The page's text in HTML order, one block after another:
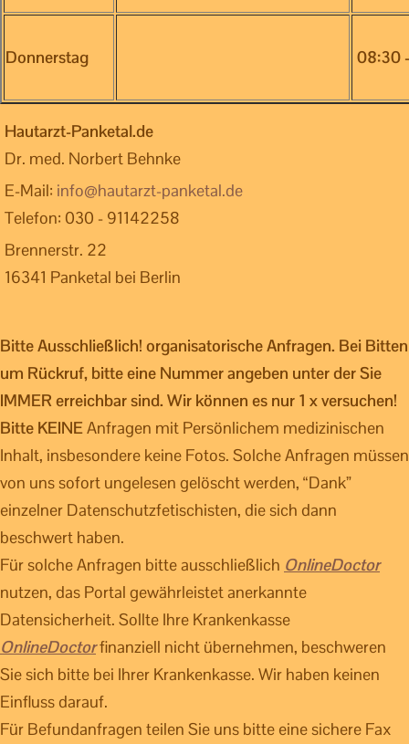
Donnerstag 08:30
Hautarzt-Panketal.de
Dr. med. Norbert Behnke
E-Mail: info@hautarzt-panketal.de
Telefon: 030 - 91142258
Brennerstr. 22
16341 Panketal bei Berlin
Bitte Ausschließlich! organisatorische Anfragen. Bei Bitten
um Rückruf, bitte eine Nummer angeben unter der Sie
IMMER erreichbar sind. Wir können es nur 1 x versuchen!
Bitte KEINEAnfragen mit Persönlichem medizinischen
Inhalt, insbesondere keine Fotos. Solche Anfragen müssen
von uns sofort ungelesen gelöscht werden, “Dank”
einzelner Datenschutzfetischisten, die sich dann
beschwert haben.
Für solche Anfragen bitte ausschließlich OnlineDoctor
nutzen, das Portal gewährleistet anerkannte
Datensicherheit. Sollte Ihre Krankenkasse
OnlineDoctorfinanziell nicht übernehmen, beschweren
Sie sich bitte bei Ihrer Krankenkasse. Wir haben keinen
Einfluss darauf.
Für Befundanfragen teilen Sie uns bitte eine sichere Fax